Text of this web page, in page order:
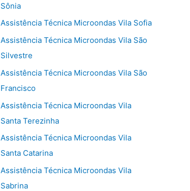
Sônia
Assistência Técnica Microondas Vila Sofia
Assistência Técnica Microondas Vila São
Silvestre
Assistência Técnica Microondas Vila São
Francisco
Assistência Técnica Microondas Vila
Santa Terezinha
Assistência Técnica Microondas Vila
Santa Catarina
Assistência Técnica Microondas Vila
Sabrina